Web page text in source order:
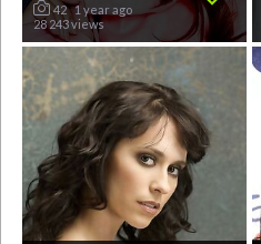
42 1 year ago
28 243 views